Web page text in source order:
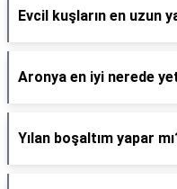
Evcil kuşların en uzun
Aronya en iyi nerede
Yılan boşaltım yapar